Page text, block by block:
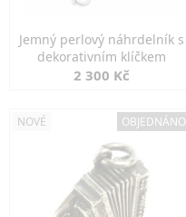
Jemný perlový náhrdelník s
dekorativním klíčkem
2 300 Kč
NOVÉ OBJEDNÁNO